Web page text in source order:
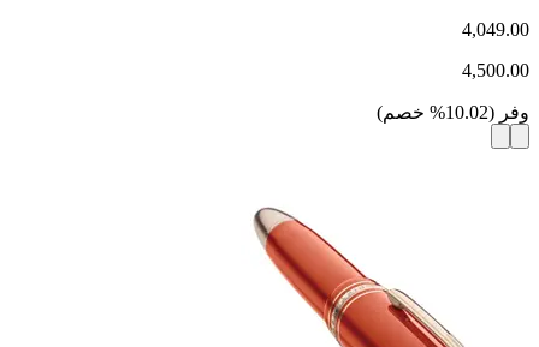
4,049.00
4,500.00
وفر (
10.02
% خصم)